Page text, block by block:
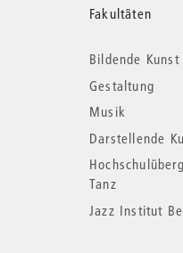
Fakultäten
Bildende Kunst
Gestaltung
Musik
Darstellende
Tanz
Jazz Institut